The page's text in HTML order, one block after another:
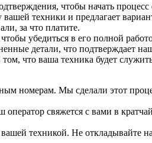
чтобы начать
техники и предлагает
за что платите.
убедиться в его полной
детали, что подтверждает
что ваша техника будет
номерам. Мы сделали этот
свяжется с вами в
техникой. Не откладывайте